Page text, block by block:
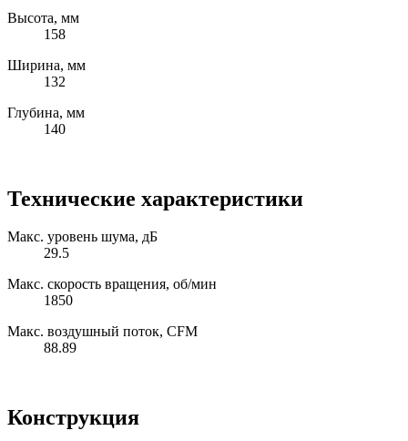
Высота, мм
158
Ширина, мм
132
Глубина, мм
140
Технические характеристики
Макс. уровень шума, дБ
29.5
Макс. скорость вращения, об/мин
1850
Макс. воздушный поток, CFM
88.89
Конструкция